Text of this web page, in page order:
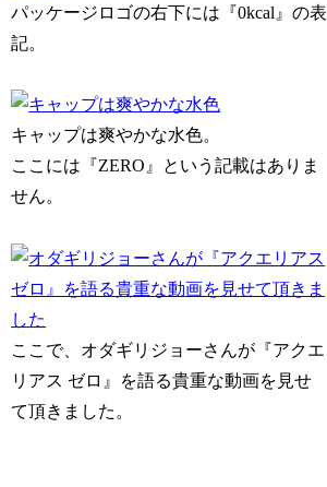
パッケージロゴの右下には『0kcal』の表
記。
キャップは爽やかな水色。
ここには『ZERO』という記載はありま
せん。
ここで、オダギリジョーさんが『アクエ
リアス ゼロ』を語る貴重な動画を見せ
て頂きました。